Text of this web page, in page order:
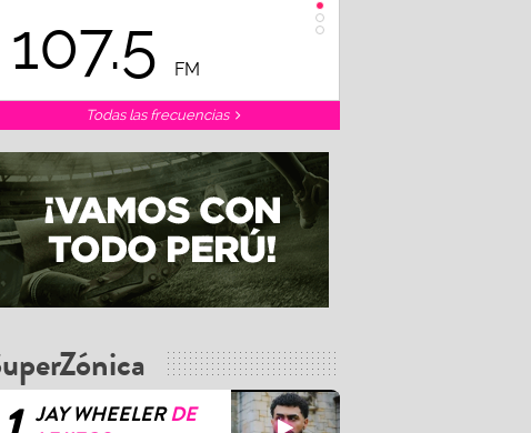
107.5 FM 102.3
Todas las frecuencias
JAY WHEELERDE